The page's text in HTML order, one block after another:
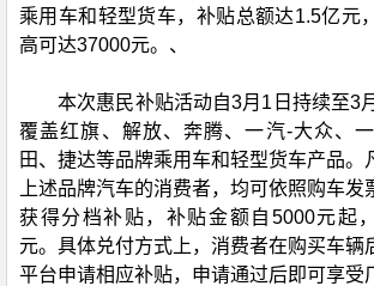
乘用车和轻型货车，补贴总额达1.5亿元
高可达37000元。、
本次惠民补贴活动自3月1日持续至3
覆盖红旗、解放、奔腾、一汽-大众、
田、捷达等品牌乘用车和轻型货车产品。
上述品牌汽车的消费者，均可依照购车发
获得分档补贴，补贴金额自5000元起
元。具体兑付方式上，消费者在购买车辆
平台申请相应补贴，申请通过后即可享受